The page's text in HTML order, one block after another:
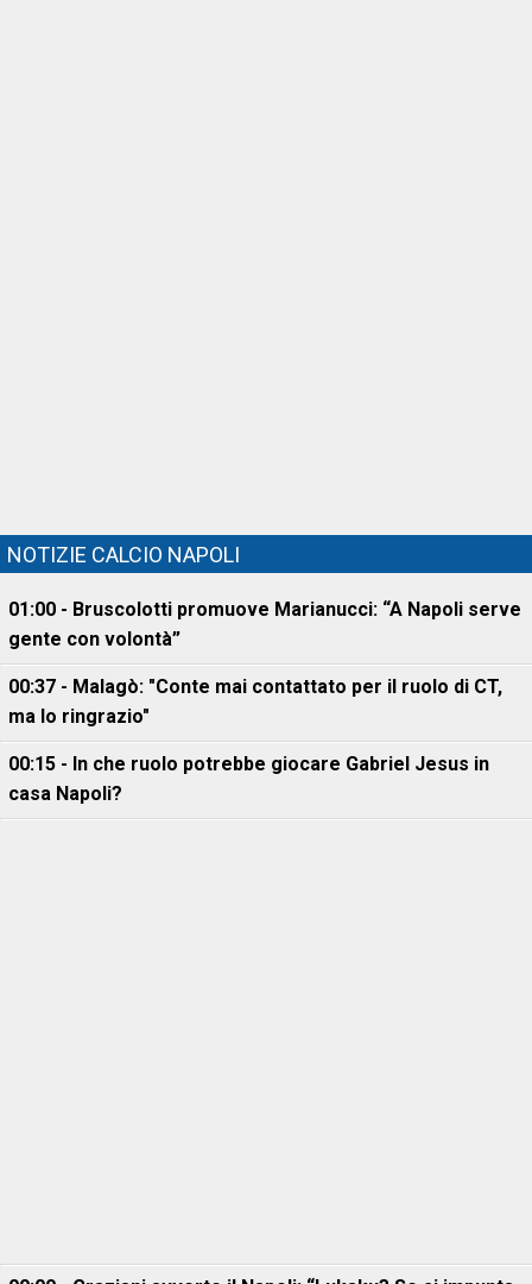
NOTIZIE CALCIO NAPOLI
01:00 - Bruscolotti promuove Marianucci: “A Napoli serve
gente con volontà”
00:37 - Malagò: "Conte mai contattato per il ruolo di CT,
ma lo ringrazio"
00:15 - In che ruolo potrebbe giocare Gabriel Jesus in
casa Napoli?